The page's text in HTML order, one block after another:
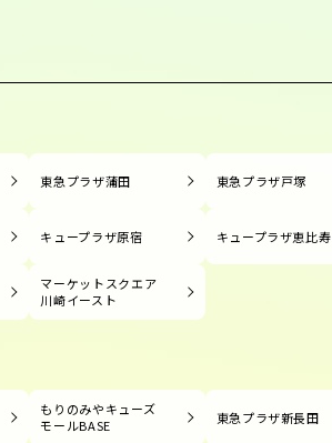
東急プラザ蒲田 東急プラザ戸塚
キュープラザ原宿 キュープラザ恵比寿
マーケットスクエア
川崎イースト
もりのみやキューズ
モールBASE
東急プラザ新長田